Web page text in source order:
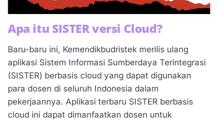
Apa itu SISTER versi Cloud?
Baru-baru ini, Kemendikbudristek merilis ulang
aplikasi Sistem Informasi Sumberdaya Terintegrasi
(SISTER) berbasis cloud yang dapat digunakan
para dosen di seluruh Indonesia dalam
pekerjaannya. Aplikasi terbaru SISTER berbasis
cloud ini dapat dimanfaatkan dosen untuk